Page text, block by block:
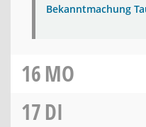
Bekanntmachung
16MO
17DI